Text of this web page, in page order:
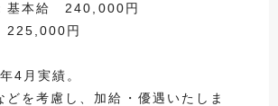
基本給 240,000円
225,000円
4月実績。
を考慮し、加給・優遇いたしま